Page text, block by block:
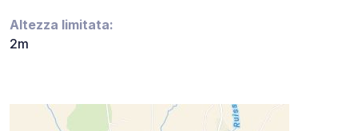
Altezza limitata:
2m